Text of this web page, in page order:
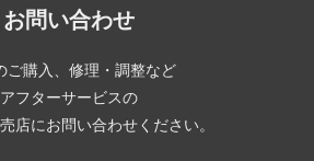
お問い合わせ
ご購入、修理・調整など
アフターサービスの
店にお問い合わせください。